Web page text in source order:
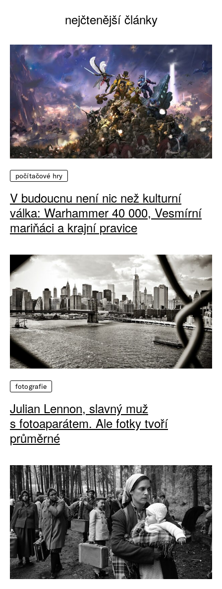
nejčtenější články
počítačové hry
V budoucnu není nic než kulturní
válka: Warhammer 40 000, Vesmírní
mariňáci a krajní pravice
fotografie
Julian Lennon, slavný muž
s fotoaparátem. Ale fotky tvoří
průměrné